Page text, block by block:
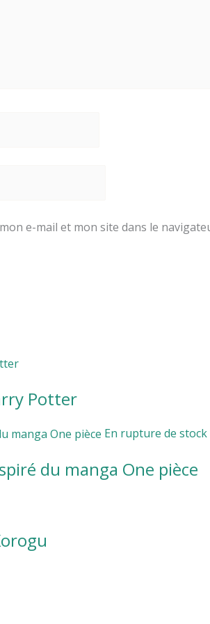
e-mail et mon site dans le
Potter
En rupture de stock
du manga One pièce